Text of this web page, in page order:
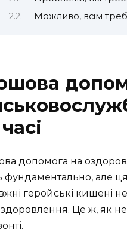
Можливо, всім
допомога на
фундаментально, але
геройські кишені
Це ж, як